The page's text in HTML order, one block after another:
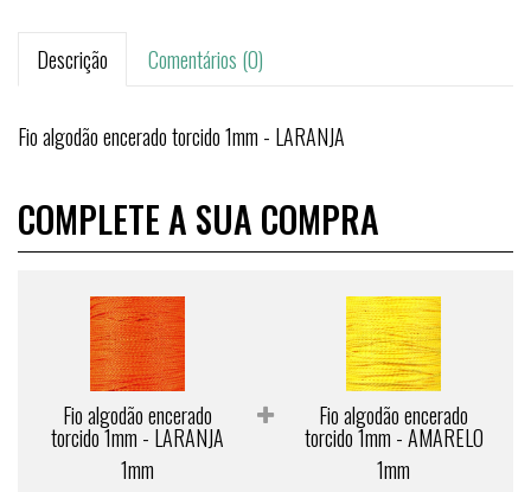
Descrição Comentários (0)
Fio algodão encerado torcido 1mm - LARANJA
COMPLETE A SUA COMPRA
Fio algodão encerado
torcido 1mm - LARANJA
1mm
Fio algodão encerado
torcido 1mm - AMARELO
1mm